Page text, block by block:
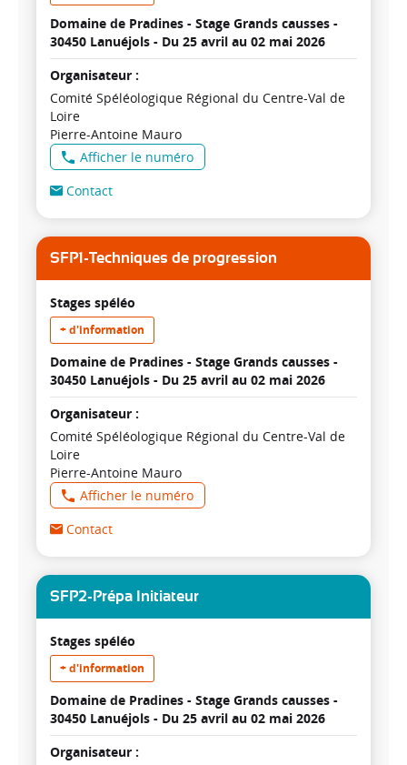
Domaine de Pradines - Stage Grands causses -
30450 Lanuéjols - Du 25 avril au 02 mai 2026
Organisateur :
Comité Spéléologique Régional du Centre-Val de
Loire
Pierre-Antoine Mauro
Afficher le numéro
Contact
SFP1-Techniques de progression
Stages spéléo
+ d'information
Domaine de Pradines - Stage Grands causses -
30450 Lanuéjols - Du 25 avril au 02 mai 2026
Organisateur :
Comité Spéléologique Régional du Centre-Val de
Loire
Pierre-Antoine Mauro
Afficher le numéro
Contact
SFP2-Prépa Initiateur
Stages spéléo
+ d'information
Domaine de Pradines - Stage Grands causses -
30450 Lanuéjols - Du 25 avril au 02 mai 2026
Organisateur :